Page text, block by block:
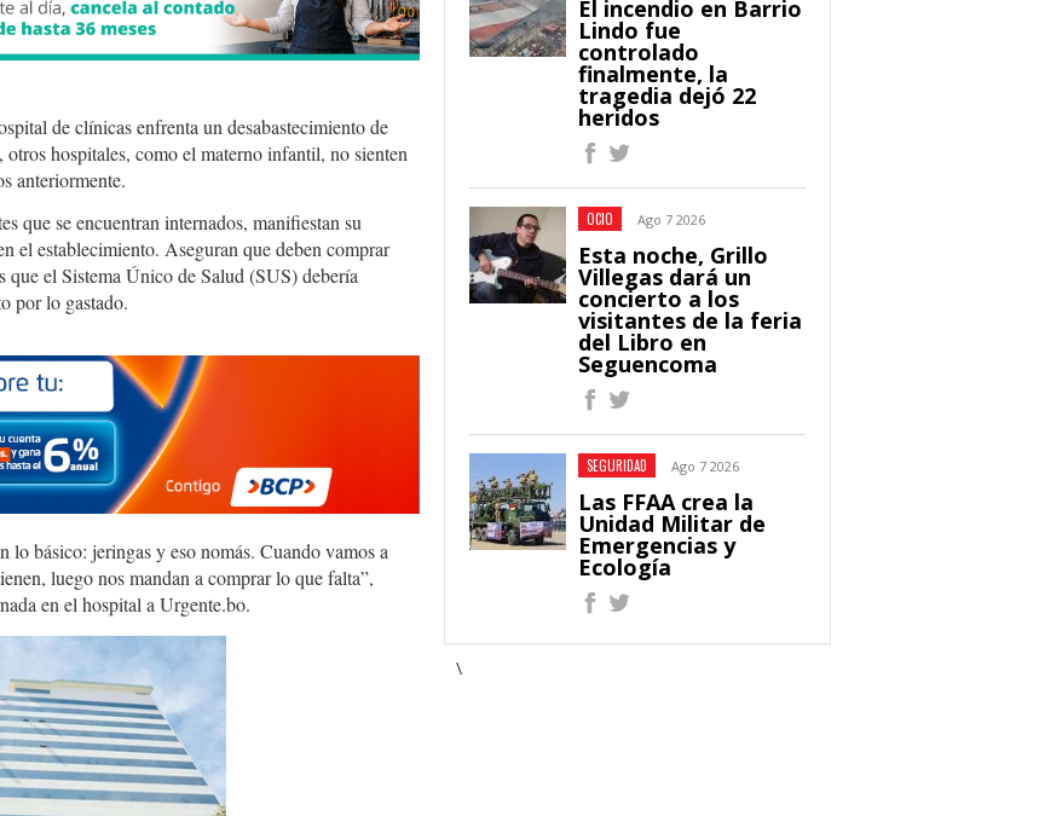
de clínicas enfrenta un desabastecimiento de
hospitales, como el materno infantil, no sienten
anteriormente.
que se encuentran internados, manifiestan su
el establecimiento. Aseguran que deben comprar
el Sistema Único de Salud (SUS) debería
por lo gastado.
lo básico: jeringas y eso nomás. Cuando vamos a
luego nos mandan a comprar lo que falta”,
en el hospital a Urgente.bo.
El incendio en Barrio
Lindo fue
controlado
finalmente, la
tragedia dejó 22
heridos
OCIO Ago 7 2026
Esta noche, Grillo
Villegas dará un
concierto a los
visitantes de la feria
del Libro en
Seguencoma
SEGURIDAD Ago 7 2026
Las FFAA crea la
Unidad Militar de
Emergencias y
Ecología
\